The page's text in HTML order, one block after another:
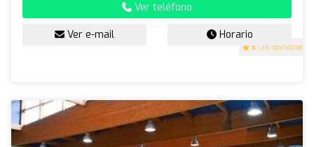
5 (36 opiniones)
Ver teléfono
Ver e-mail Horario